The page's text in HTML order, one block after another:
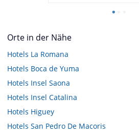
Orte in der Nähe
Hotels La Romana
Hotels Boca de Yuma
Hotels Insel Saona
Hotels Insel Catalina
Hotels Higuey
Hotels San Pedro De Macoris